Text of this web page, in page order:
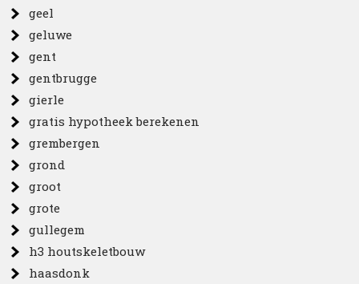
geel
geluwe
gent
gentbrugge
gierle
gratis hypotheek berekenen
grembergen
grond
groot
grote
gullegem
h3 houtskeletbouw
haasdonk